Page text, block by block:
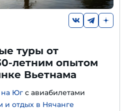
туры от
летним опытом
Вьетнама
на Юг с авиабилетами
и отдых в Нячанге